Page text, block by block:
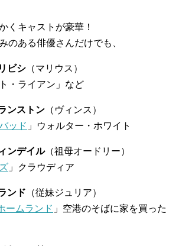
くキャストが豪華！
のある俳優さんだけでも、
ビシ （マリウス）
・ライアン」など
ンストン （ヴィンス）
ッド 」ウォルター・ホワイト
ンデイル（祖母オードリー）
」クラウディア
ンド （従妹ジュリア）
ームランド 」空港のそばに家を買った